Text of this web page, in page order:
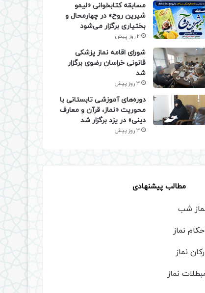
مسابقه کتابخوانی «لیمو
شیرین روح» در چهارمحال و
بختیاری برگزار می‌شود
2 روز پیش
شورای اقامه نماز پزشکی
قانونی خراسان رضوی برگزار
شد
3 روز پیش
دوره‌های آموزشی تابستانی با
محوریت «نماز، قرآن و معارف
دینی» در یزد برگزار شد
3 روز پیش
مطالب پیشنهادی
شب
نماز
نماز
نماز